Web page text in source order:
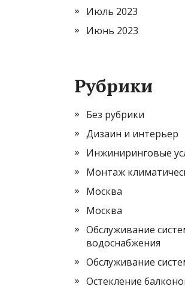
Июль 2023
Июнь 2023
Рубрики
Без рубрики
Дизаин и интерьер
Инжиниринговые
Монтаж
Москва
Москва
Обслуживание
водоснабжения
Обслуживание
Остекление